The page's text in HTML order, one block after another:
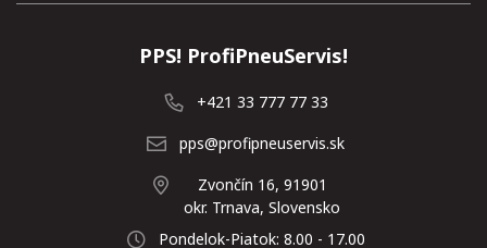
PPS! ProfiPneuServis!
+421 33 777 77 33
pps@profipneuservis.sk
Zvončín 16, 91901
okr. Trnava, Slovensko
Pondelok-Piatok: 8.00 - 17.00